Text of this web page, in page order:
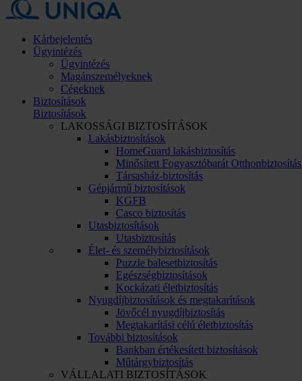
Kárbejelentés
Ügyintézés
Ügyintézés
Magánszemélyeknek
Cégeknek
Biztosítások
Biztosítások
LAKOSSÁGI BIZTOSÍTÁSOK
Lakásbiztosítások
HomeGuard lakásbiztosítás
Minősített Fogyasztóbarát Otthonbiztosítás
Társasház-biztosítás
Gépjármű biztosítások
KGFB
Casco biztosítás
Utasbiztosítások
Utasbiztosítás
Élet- és személybiztosítások
Puzzle balesetbiztosítás
Egészségbiztosítások
Kockázati életbiztosítás
Nyugdíjbiztosítások és megtakarítások
Jövőcél nyugdíjbiztosítás
Megtakarítási célú életbiztosítás
További biztosítások
Bankban értékesített biztosítások
Műtárgybiztosítás
VÁLLALATI BIZTOSÍTÁSOK